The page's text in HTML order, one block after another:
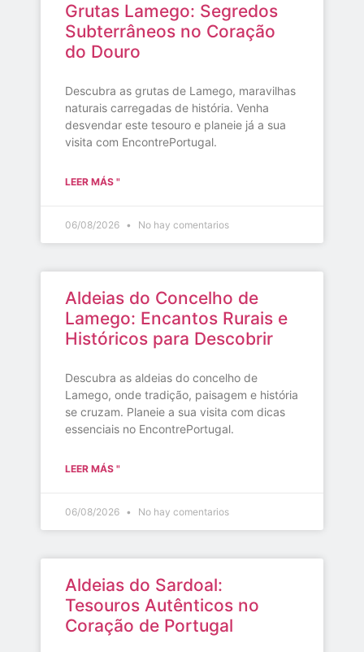
Grutas Lamego: Segredos
Subterrâneos no Coração
do Douro
Descubra as grutas de Lamego, maravilhas
naturais carregadas de história. Venha
desvendar este tesouro e planeie já a sua
visita com EncontrePortugal.
LEER MÁS "
06/08/2026 No hay comentarios
Aldeias do Concelho de
Lamego: Encantos Rurais e
Históricos para Descobrir
Descubra as aldeias do concelho de
Lamego, onde tradição, paisagem e história
se cruzam. Planeie a sua visita com dicas
essenciais no EncontrePortugal.
LEER MÁS "
06/08/2026 No hay comentarios
Aldeias do Sardoal:
Tesouros Autênticos no
Coração de Portugal